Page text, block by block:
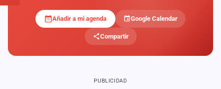
Añadir a mi agenda Google Calendar
Compartir
PUBLICIDAD